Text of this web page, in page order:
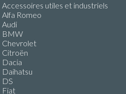
Accessoires utiles et industriels
Alfa Romeo
Audi
BMW
Chevrolet
Citroën
Dacia
Daihatsu
DS
Fiat